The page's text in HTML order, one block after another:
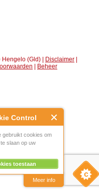
Control
gebruikt cookies om
slaan op uw
toestaan
Meer info
(Gld) | Disclaimer |
| Beheer